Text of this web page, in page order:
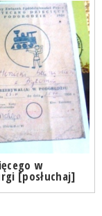
w
[posłuchaj]